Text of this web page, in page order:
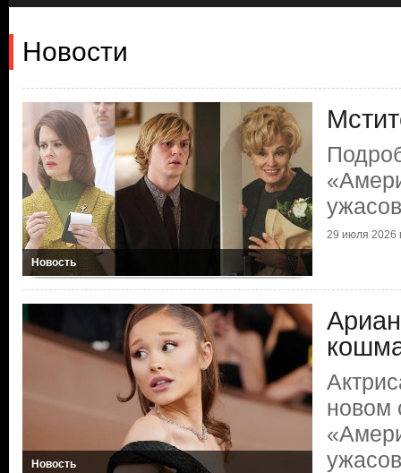
Новости
Новость
29 июля 2026
Новость
новом